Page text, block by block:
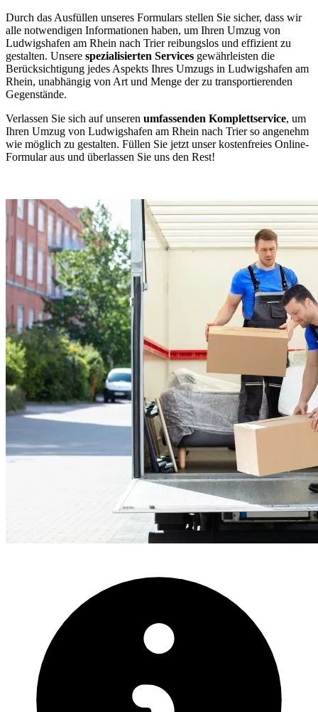
Durch das Ausfüllen unseres Formulars stellen Sie sicher, dass wir
alle notwendigen Informationen haben, um Ihren Umzug von
Ludwigshafen am Rhein nach Trier reibungslos und effizient zu
gestalten. Unsere spezialisierten Services gewährleisten die
Berücksichtigung jedes Aspekts Ihres Umzugs in Ludwigshafen am
Rhein, unabhängig von Art und Menge der zu transportierenden
Gegenstände.
Verlassen Sie sich auf unseren umfassenden Komplettservice, um
Ihren Umzug von Ludwigshafen am Rhein nach Trier so angenehm
wie möglich zu gestalten. Füllen Sie jetzt unser kostenfreies Online-
Formular aus und überlassen Sie uns den Rest!